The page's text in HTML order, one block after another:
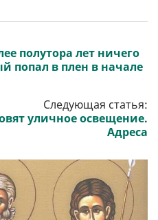
полутора лет ничего
попал в плен в начале
Следующая статья:
уличное освещение.
Адреса